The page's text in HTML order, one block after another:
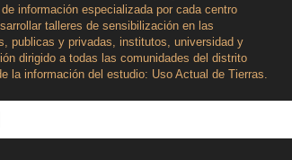
información especializada por cada centro
talleres de sensibilización en las
publicas y privadas, institutos, universidad y
dirigido a todas las comunidades del distrito
la información del estudio: Uso Actual de Tierras.